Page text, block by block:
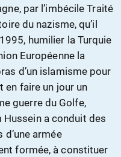
par l’imbécile Traité
du nazisme, qu’il
humilier la Turquie
Européenne la
d’un islamisme pour
en faire un jour un
guerre du Golfe,
Hussein a conduit des
armée
formée, à constituer